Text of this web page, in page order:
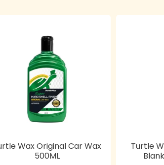
Wax Original Car Wax
500ML
Turtle